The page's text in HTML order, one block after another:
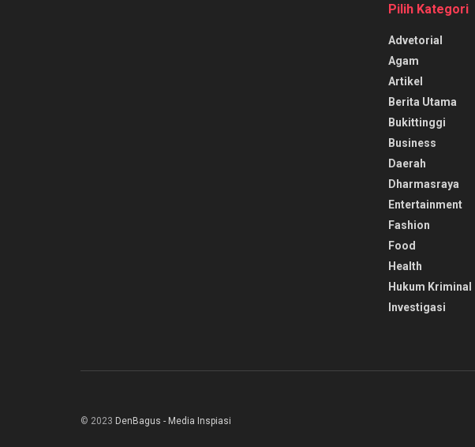
Pilih Kategori
Advetorial
Agam
Artikel
Berita Utama
Bukittinggi
Business
Daerah
Dharmasraya
Entertainment
Fashion
Food
Health
Hukum Kriminal
Investigasi
© 2023 DenBagus - Media Inspiasi